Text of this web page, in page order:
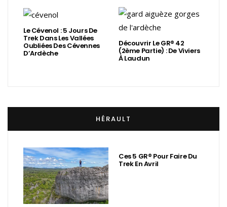
Le Cévenol : 5 Jours De
Trek Dans Les Vallées
Oubliées Des Cévennes
D’Ardèche
Découvrir Le GR® 42
(2ème Partie) : De Viviers
À Laudun
HÉRAULT
Ces 5 GR® Pour Faire Du
Trek En Avril